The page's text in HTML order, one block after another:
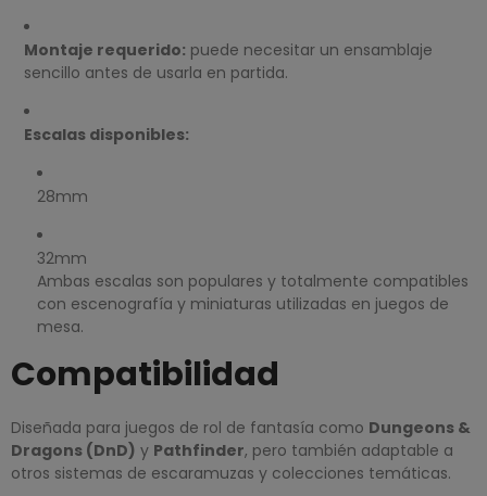
Montaje requerido: puede necesitar un ensamblaje
sencillo antes de usarla en partida.
Escalas disponibles:
28mm
32mm
Ambas escalas son populares y totalmente compatibles
con escenografía y miniaturas utilizadas en juegos de
mesa.
Compatibilidad
Diseñada para juegos de rol de fantasía como Dungeons &
Dragons (DnD) y Pathfinder, pero también adaptable a
otros sistemas de escaramuzas y colecciones temáticas.